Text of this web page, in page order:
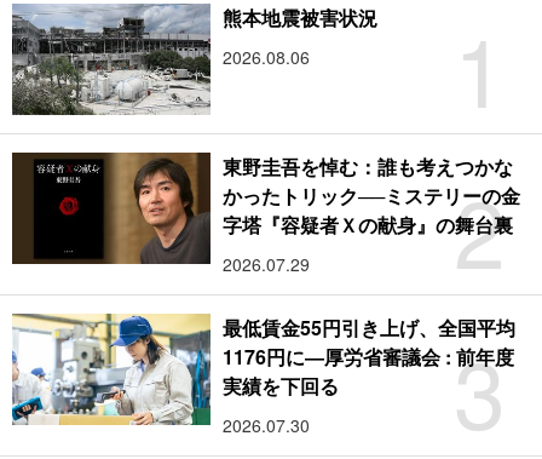
1
熊本地震被害状況
2026.08.06
2
東野圭吾を悼む：誰も考えつかな
かったトリック──ミステリーの金
字塔『容疑者Ｘの献身』の舞台裏
2026.07.29
3
最低賃金55円引き上げ、全国平均
1176円に―厚労省審議会 : 前年度
実績を下回る
2026.07.30